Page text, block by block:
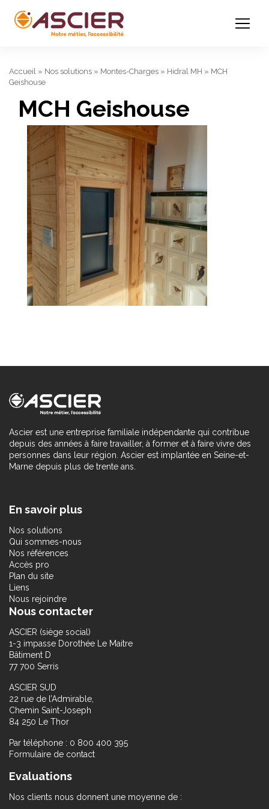
Accueil » Nos solutions » Montes-Charges » Hidral MH » MCH
Geishouse
MCH Geishouse
Ascier est une entreprise familiale indépendante qui contribue
depuis des années à faire travailler, à former et à faire vivre des
personnes dans leur région. Ascier est implantée en Seine-et-
Marne depuis plus de trente ans.
En savoir plus
Nos solutions
Qui sommes-nous
Nos références
Accès pro
Plan du site
Liens
Nous rejoindre
Nous contacter
ASCIER (siège social)
1-3 impasse Dorothée Le Maitre
Bâtiment D
77 700 Serris
ASCIER SUD
22 rue de l’Admirable,
Chemin Saint-Joseph
84 250 Le Thor
Par téléphone : 0 800 400 395
Formulaire de contact
Evaluations
Nos clients nous donnent une moyenne de :